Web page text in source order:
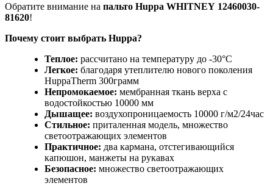
Обратите внимание на пальто Huppa WHITNEY 12460030-
81620!
Почему стоит выбрать Huppa?
Теплое: рассчитано на температуру до -30°C
Легкое: благодаря утеплителю нового поколения
HuppaTherm 300грамм
Непромокаемое: мембранная ткань верха с
водостойкостью 10000 мм
Дышащее: воздухопроницаемость 10000 г/м2/24час
Стильное: приталенная модель, множество
светоотражающих элементов
Практичное: два кармана, отстегивающийся
капюшон, манжеты на рукавах
Безопасное: множество светоотражающих
элементов